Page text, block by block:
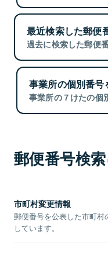
最近検索した郵便
過去に検索した郵便
事業所の個別番号
事業所の７けたの個
郵便番号検
市町村変更情報
郵便番号を公表した市町
しています。